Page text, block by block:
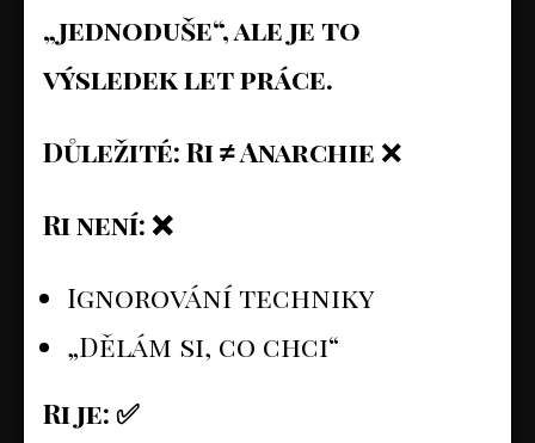
„jednoduše“, ale je to
výsledek let práce.
Důležité: Ri ≠ Anarchie ❌
Ri není:❌
Ignorování techniky
„Dělám si, co chci“
Ri je:✅